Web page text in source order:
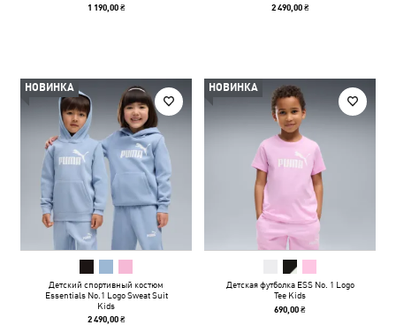
1 190,00 ₴ 2 490,00 ₴
НОВИНКА
Детский спортивный костюм
Essentials No.1 Logo Sweat Suit
Kids
2 490,00 ₴
НОВИНКА
Детская футболка ESS No. 1 Logo
Tee Kids
690,00 ₴